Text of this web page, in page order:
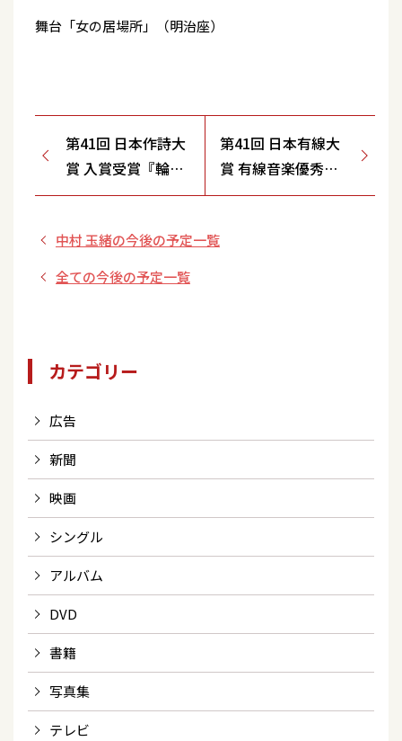
舞台「女の居場所」（明治座）
第41回 日本作詩大
賞 入賞受賞『輪島
朝市』
第41回 日本有線大
賞 有線音楽優秀賞
受賞『輪島朝市』
中村 玉緒の今後の予定一覧
全ての今後の予定一覧
カテゴリー
広告
新聞
映画
シングル
アルバム
DVD
書籍
写真集
テレビ